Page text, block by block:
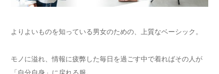
よりよいものを知っている男女のための、上質なベーシック。
モノに溢れ、情報に疲弊した毎日を過ごす中で着ればその人が
「自分自身」に戻れる服。